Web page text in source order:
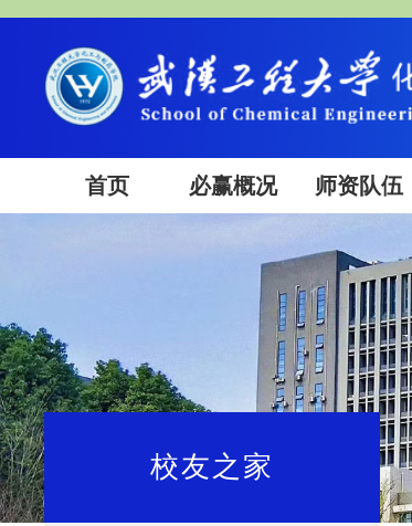
首页 必赢概况 师资队伍
校友之家